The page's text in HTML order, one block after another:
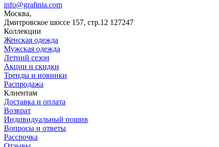
info@grafinia.com
Москва,
Дмитровское шоссе 157, стр.12 127247
Коллекции
Женская одежда
Мужская одежда
Летний сезон
Акции и скидки
Тренды и новинки
Распродажа
Клиентам
Доставка и оплата
Возврат
Индивидуальный пошив
Вопросы и ответы
Рассрочка